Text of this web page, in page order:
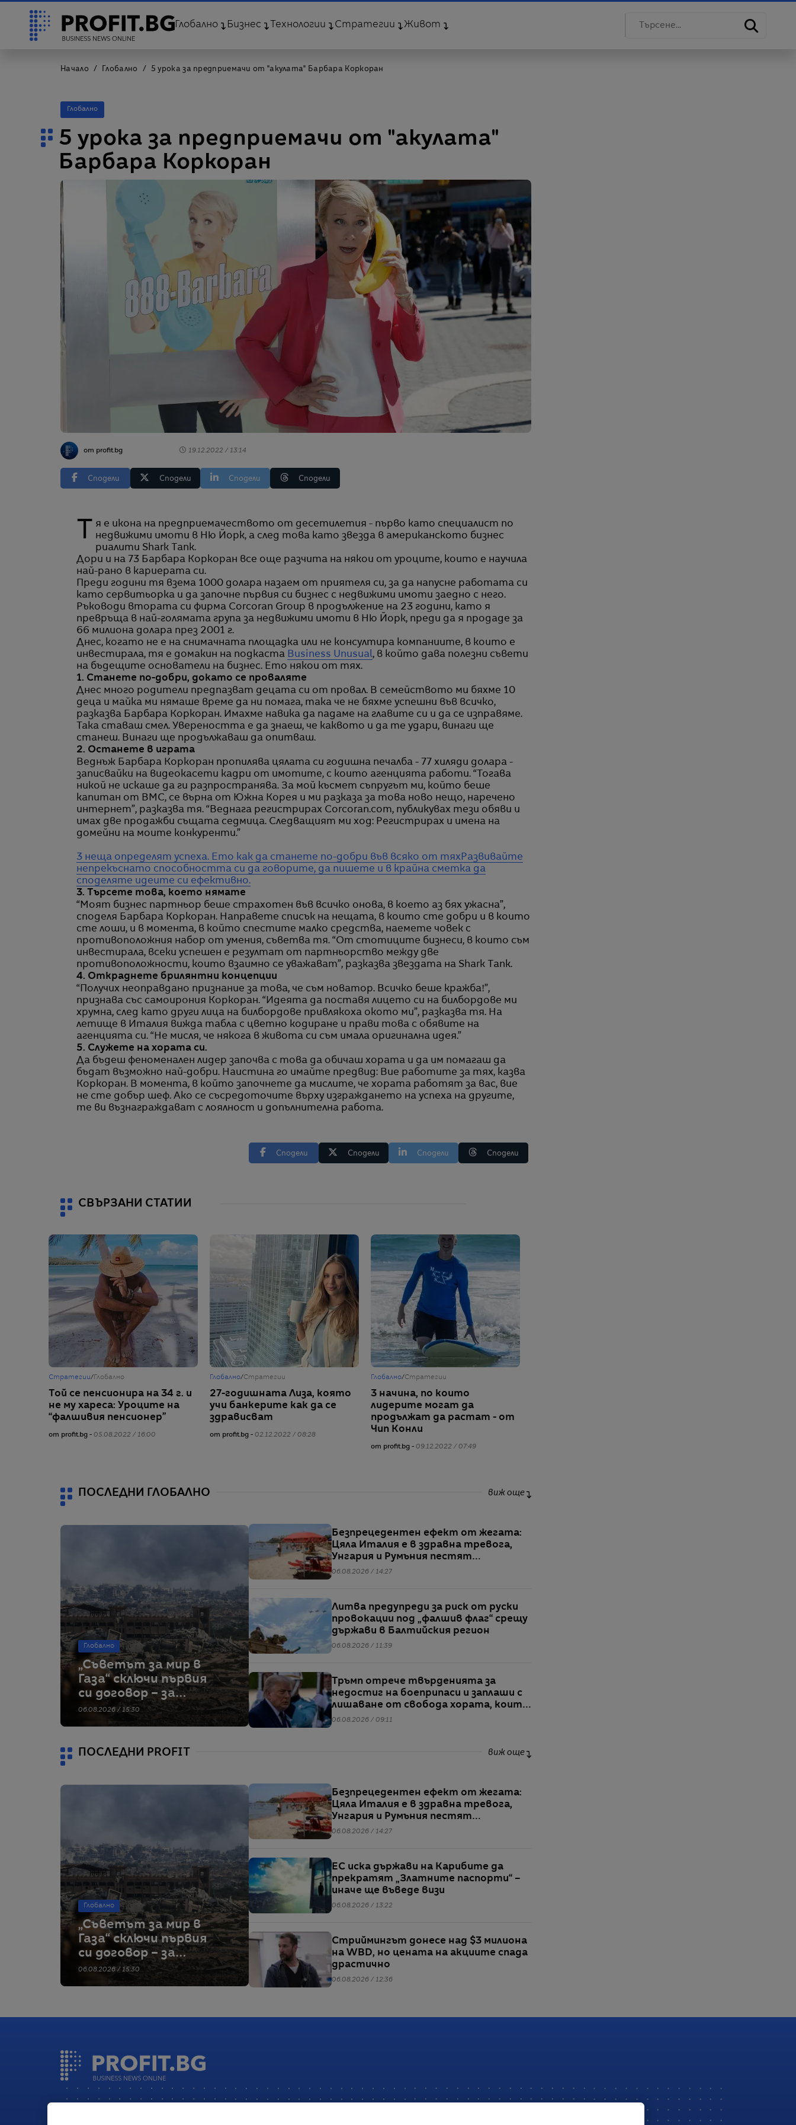
Глобално Бизнес Технологии Стратегии Живот
Начало Глобално 5 урока за предприемачи от "акулата" Барбара Коркоран
Глобално
5 урока за предприемачи от "акулата"
Барбара Коркоран
от profit.bg 19.12.2022 / 13:14
Сподели Сподели Сподели Сподели
Тя е икона на предприемачеството от десетилетия - първо като специалист по
недвижими имоти в Ню Йорк, а след това като звезда в американското бизнес
риалити Shark Tank.
Дори и на 73 Барбара Коркоран все още разчита на някои от уроците, които е научила
най-рано в кариерата си.
Преди години тя взема 1000 долара назаем от приятеля си, за да напусне работата си
като сервитьорка и да започне първия си бизнес с недвижими имоти заедно с него.
Ръководи втората си фирма Corcoran Group в продължение на 23 години, като я
превръща в най-голямата група за недвижими имоти в Ню Йорк, преди да я продаде за
66 милиона долара през 2001 г.
Днес, когато не е на снимачната площадка или не консултира компаниите, в които е
инвестирала, тя е домакин на подкаста Business Unusual, в който дава полезни съвети
на бъдещите основатели на бизнес. Ето някои от тях.
1. Станете по-добри, докато се проваляте
Днес много родители предпазват децата си от провал. В семейството ми бяхме 10
деца и майка ми нямаше време да ни помага, така че не бяхме успешни във всичко,
разказва Барбара Коркоран. Имахме навика да падаме на главите си и да се изправяме.
Така ставаш смел. Увереността е да знаеш, че каквото и да те удари, винаги ще
станеш. Винаги ще продължаваш да опитваш.
2. Останете в играта
Веднъж Барбара Коркоран пропилява цялата си годишна печалба - 77 хиляди долара -
записвайки на видеокасети кадри от имотите, с които агенцията работи. “Тогава
никой не искаше да ги разпространява. За мой късмет съпругът ми, който беше
капитан от ВМС, се върна от Южна Корея и ми разказа за това ново нещо, наречено
интернет”, разказва тя. “Веднага регистрирах Corcoran.com, публикувах тези обяви и
имах две продажби същата седмица. Следващият ми ход: Регистрирах и имена на
домейни на моите конкуренти.”
3 неща определят успеха. Ето как да станете по-добри във всяко от тяхРазвивайте
непрекъснато способността си да говорите, да пишете и в крайна сметка да
споделяте идеите си ефективно.
3. Търсете това, което нямате
“Моят бизнес партньор беше страхотен във всичко онова, в което аз бях ужасна”,
споделя Барбара Коркоран. Направете списък на нещата, в които сте добри и в които
сте лоши, и в момента, в който спестите малко средства, наемете човек с
противоположния набор от умения, съветва тя. “От стотиците бизнеси, в които съм
инвестирала, всеки успешен е резултат от партньорство между две
противоположности, които взаимно се уважават”, разказва звездата на Shark Tank.
4. Откраднете брилянтни концепции
“Получих неоправдано признание за това, че съм новатор. Всичко беше кражба!”,
признава със самоирония Коркоран. “Идеята да поставя лицето си на билбордове ми
хрумна, след като други лица на билбордове привлякоха окото ми”, разказва тя. На
летище в Италия вижда табла с цветно кодиране и прави това с обявите на
агенцията си. “Не мисля, че някога в живота си съм имала оригинална идея.”
5. Служете на хората си.
Да бъдеш феноменален лидер започва с това да обичаш хората и да им помагаш да
бъдат възможно най-добри. Наистина го имайте предвид: Вие работите за тях, казва
Коркоран. В момента, в който започнете да мислите, че хората работят за вас, вие
не сте добър шеф. Ако се съсредоточите върху изграждането на успеха на другите,
те ви възнаграждават с лоялност и допълнителна работа.
Сподели Сподели Сподели Сподели
СВЪРЗАНИ СТАТИИ
Стратегии/Глобално
Той се пенсионира на 34 г. и
не му хареса: Уроците на
“фалшивия пенсионер”
от profit.bg - 05.08.2022 / 16:00
Глобално/Стратегии
27-годишната Лиза, която
учи банкерите как да се
здрависват
от profit.bg - 02.12.2022 / 08:28
Глобално/Стратегии
3 начина, по които
лидерите могат да
продължат да растат - от
Чип Конли
от profit.bg - 09.12.2022 / 07:49
ПОСЛЕДНИ ГЛОБАЛНО виж още
Глобално
„Съветът за мир в
Газа“ сключи първия
си договор – за
строителство на
06.08.2026 / 15:30
Безпрецедентен ефект от жегата:
Цяла Италия е в здравна тревога,
Унгария и Румъния пестят
електричество
06.08.2026 / 14:27
Литва предупреди за риск от руски
провокации под „фалшив флаг“ срещу
държави в Балтийския регион
06.08.2026 / 11:39
Тръмп отрече твърденията за
недостиг на боеприпаси и заплаши с
лишаване от свобода хората, които
разпространяват подобна
06.08.2026 / 09:11
ПОСЛЕДНИ PROFIT виж още
Глобално
„Съветът за мир в
Газа“ сключи първия
си договор – за
строителство на
06.08.2026 / 15:30
Безпрецедентен ефект от жегата:
Цяла Италия е в здравна тревога,
Унгария и Румъния пестят
електричество
06.08.2026 / 14:27
ЕС иска държави на Карибите да
прекратят „Златните паспорти“ –
иначе ще въведе визи
06.08.2026 / 13:22
Стриймингът донесе над $3 милиона
на WBD, но цената на акциите спада
драстично
06.08.2026 / 12:36